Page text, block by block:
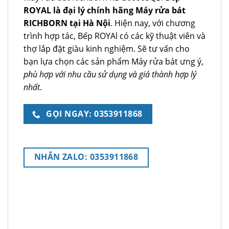
ROYAL là đại lý chính hãng Máy rửa bát
RICHBORN tại Hà Nội. Hiện nay, với chương
trình hợp tác, Bếp ROYAl có các kỹ thuật viên và
thợ lắp đặt giàu kinh nghiệm. Sẽ tư vấn cho
bạn lựa chọn các sản phẩm Máy rửa bát ưng ý,
phù hợp với nhu cầu sử dụng và giá thành hợp lý
nhất.
GỌI NGAY: 0353911868
NHẮN ZALO: 0353911868